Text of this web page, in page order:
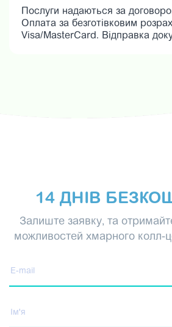
Послуги надаються за
Оплата за безготівковим
Visa/MasterCard. Відправка
14 ДНІВ
Залиште заявку, та
можливостей хмарного колл-